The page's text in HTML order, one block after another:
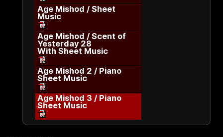
Age Mishod / Sheet
Music
Age Mishod / Scent of
Yesterday 28
With Sheet Music
Age Mishod 2 / Piano
Sheet Music
Age Mishod 3 / Piano
Sheet Music